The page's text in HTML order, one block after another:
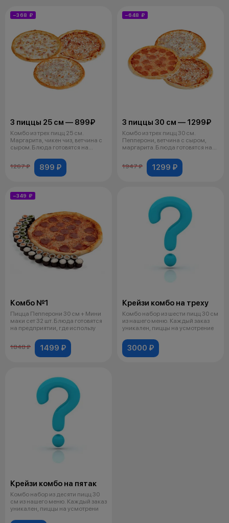
−368 ₽
3 пиццы 25 см — 899₽
Комбо из трех пицц 25 см.
Маргарита, чикен чиз, ветчина с
сыром. Блюда готовятся на
1267 ₽
899 ₽
−648 ₽
3 пиццы 30 см — 1299₽
Комбо из трех пицц 30 см.
Пепперони, ветчина с сыром,
маргарита. Блюда готовятся на
1947 ₽
1299 ₽
−349 ₽
Комбо №1
Пицца Пепперони 30 см + Мини
маки сет 32 шт. Блюда готовятся
на предприятии, где использу
1848 ₽ 1499 ₽
Крейзи комбо на треху
Комбо набор из шести пицц 30 см
из нашего меню. Каждый заказ
уникален, пиццы на усмотрение
3000 ₽
Крейзи комбо на пятак
Комбо набор из десяти пицц 30
см из нашего меню. Каждый заказ
уникален, пиццы на усмотрени